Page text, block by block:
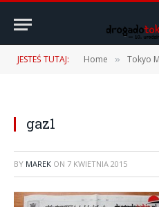
JESTEŚ TUTAJ: Home » Tokyo
gaz1
BY MAREK ON 7 KWIETNIA 2015